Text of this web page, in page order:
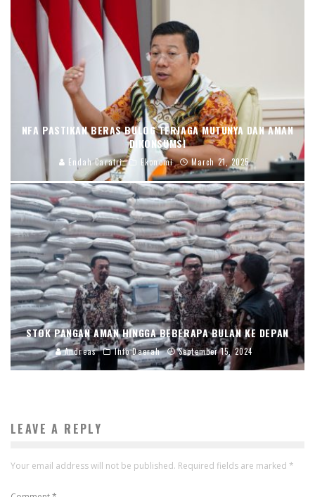
NFA PASTIKAN BERAS BULOG TERJAGA MUTUNYA DAN AMAN
DIKONSUMSI
Endah Caratri Ekonomi March 21, 2025
STOK PANGAN AMAN HINGGA BEBERAPA BULAN KE DEPAN
Andreas Info Daerah September 15, 2024
LEAVE A REPLY
Your email address will not be published. Required fields are marked *